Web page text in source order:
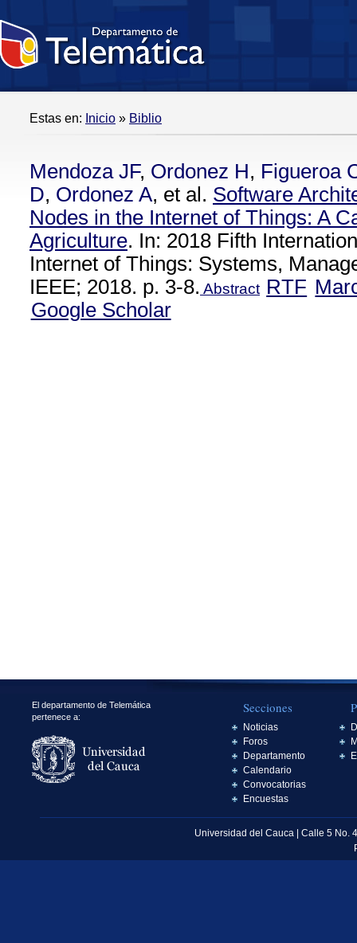
Estas en: Inicio » Biblio
Mendoza JF, Ordonez H, Figueroa
D, Ordonez A, et al. Software
Nodes in the Internet of Things: A
Agriculture. In: 2018 Fifth
Internet of Things: Systems,
IEEE; 2018. p. 3-8. Abstract RTF
Google Scholar
El departamento de Telemática
pertenece a:
Secciones
Noticias
Foros
Departamento
Calendario
Convocatorias
Encuestas
Universidad del Cauca | Calle 5 No.